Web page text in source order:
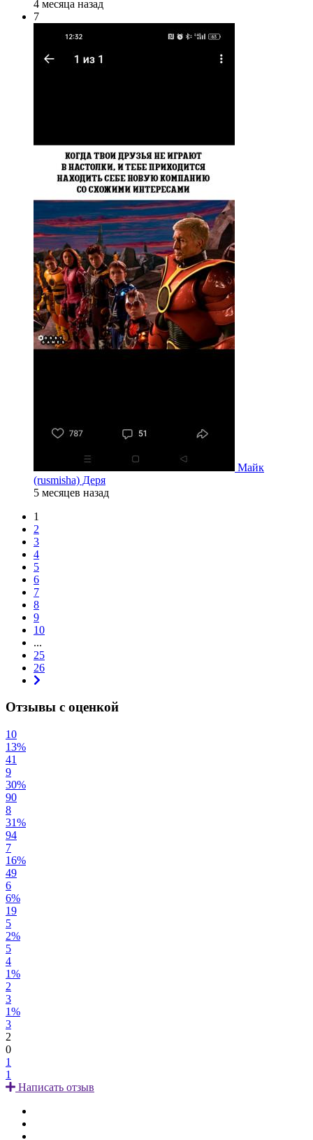
4 месяца назад
7
Майк
(rusmisha) Деря
5 месяцев назад
1
2
3
4
5
6
7
8
9
10
...
25
26
Отзывы с оценкой
10
13%
41
9
30%
90
8
31%
94
7
16%
49
6
6%
19
5
2%
5
4
1%
2
3
1%
3
2
0
1
1
Написать отзыв